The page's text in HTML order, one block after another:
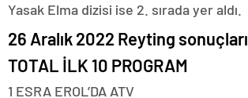
Yasak Elma dizisi ise 2. sırada yer aldı.
26 Aralık 2022 Reyting sonuçları
TOTAL İLK 10 PROGRAM
1 ESRA EROL’DA ATV